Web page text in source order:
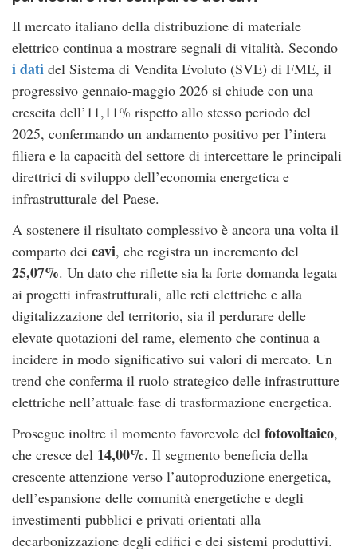
Il mercato italiano della distribuzione di materiale
elettrico continua a mostrare segnali di vitalità. Secondo
i dati del Sistema di Vendita Evoluto (SVE) di FME, il
progressivo gennaio-maggio 2026 si chiude con una
crescita dell’11,11% rispetto allo stesso periodo del
2025, confermando un andamento positivo per l’intera
filiera e la capacità del settore di intercettare le principali
direttrici di sviluppo dell’economia energetica e
infrastrutturale del Paese.
A sostenere il risultato complessivo è ancora una volta il
comparto dei cavi, che registra un incremento del
25,07%. Un dato che riflette sia la forte domanda legata
ai progetti infrastrutturali, alle reti elettriche e alla
digitalizzazione del territorio, sia il perdurare delle
elevate quotazioni del rame, elemento che continua a
incidere in modo significativo sui valori di mercato. Un
trend che conferma il ruolo strategico delle infrastrutture
elettriche nell’attuale fase di trasformazione energetica.
Prosegue inoltre il momento favorevole del fotovoltaico,
che cresce del 14,00%. Il segmento beneficia della
crescente attenzione verso l’autoproduzione energetica,
dell’espansione delle comunità energetiche e degli
investimenti pubblici e privati orientati alla
decarbonizzazione degli edifici e dei sistemi produttivi.